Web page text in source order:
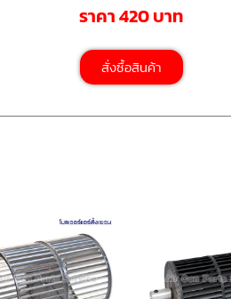
ราคา 420 บาท
สั่งซื้อสินค้า